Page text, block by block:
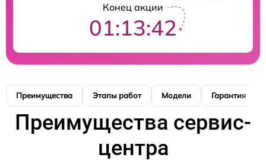
Конец акции
01:13:41
Преимущества Этапы работ Модели Гарантия
Преимущества сервис-
центра